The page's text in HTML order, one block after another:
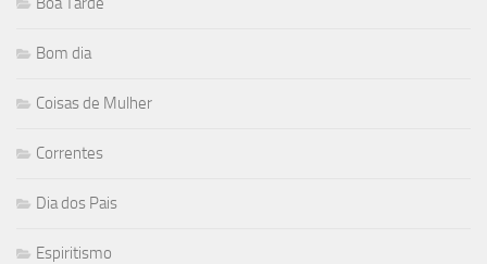
Bom dia
Coisas de Mulher
Correntes
Dia dos Pais
Espiritismo